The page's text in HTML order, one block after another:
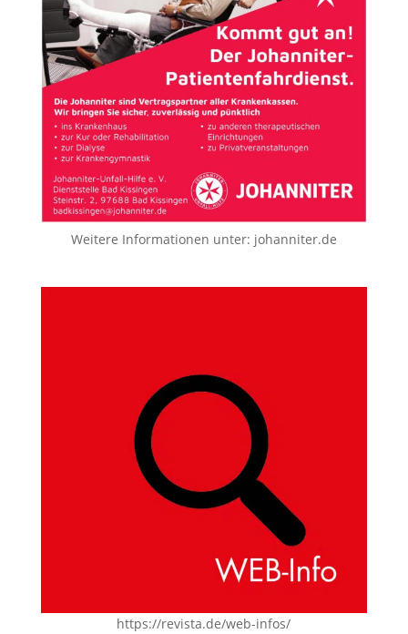
Weitere Informationen unter: johanniter.de
https://revista.de/web-infos/